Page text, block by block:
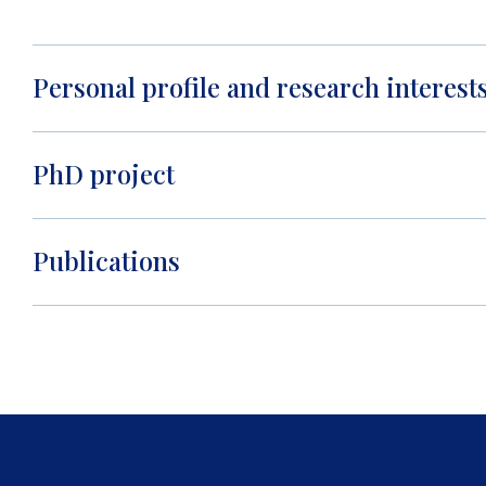
Personal profile and research
PhD project
Publications